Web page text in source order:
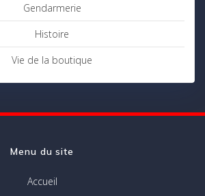
Gendarmerie
Histoire
Vie de la boutique
Menu du site
Accueil